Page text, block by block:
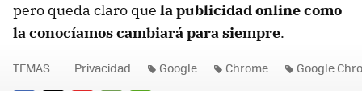
pero queda claro que la publicidad online como
la conocíamos cambiará para siempre.
TEMAS Privacidad Google Chrome Google